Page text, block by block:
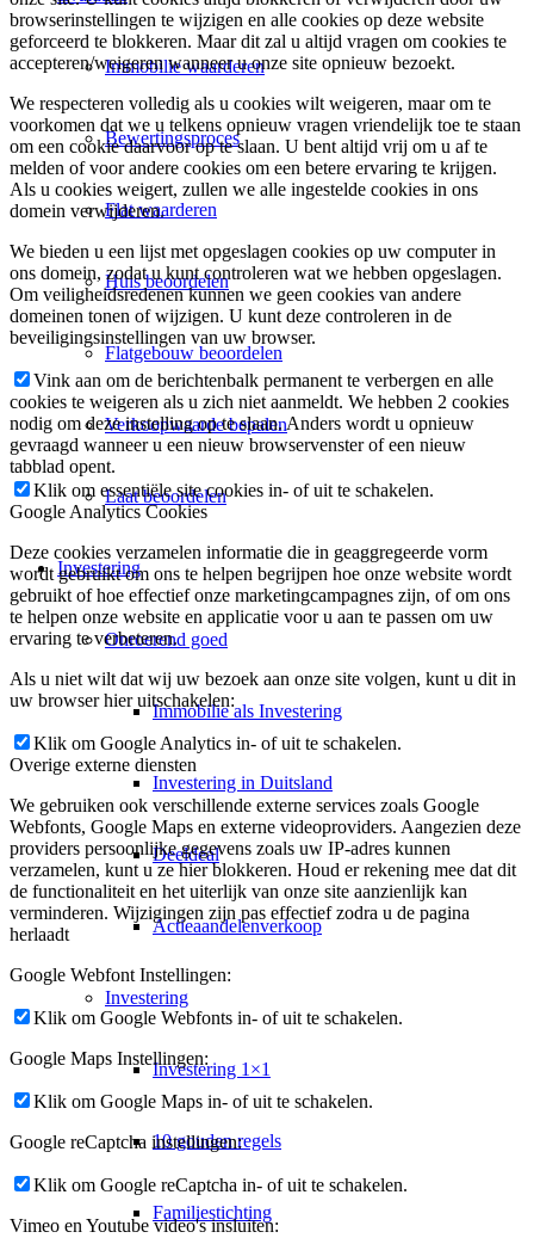
Immobilie waarderen
Bewertingsproces
Flat waarderen
Huis beoordelen
Flatgebouw beoordelen
Verkoopwaarde bepalen
Laat beoordelen
Investering
Onroerend goed
Immobilie als Investering
Investering in Duitsland
Deeldeal
Actieaandelenverkoop
Investering
Investering 1×1
10 gouden regels
Familiestichting
browserinstellingen te wijzigen en alle cookies op deze website
geforceerd te blokkeren. Maar dit zal u altijd vragen om cookies te
accepteren/weigeren wanneer u onze site opnieuw bezoekt.
We respecteren volledig als u cookies wilt weigeren, maar om te
voorkomen dat we u telkens opnieuw vragen vriendelijk toe te staan
om een cookie daarvoor op te slaan. U bent altijd vrij om u af te
melden of voor andere cookies om een betere ervaring te krijgen.
Als u cookies weigert, zullen we alle ingestelde cookies in ons
domein verwijderen.
We bieden u een lijst met opgeslagen cookies op uw computer in
ons domein, zodat u kunt controleren wat we hebben opgeslagen.
Om veiligheidsredenen kunnen we geen cookies van andere
domeinen tonen of wijzigen. U kunt deze controleren in de
beveiligingsinstellingen van uw browser.
Vink aan om de berichtenbalk permanent te verbergen en alle
cookies te weigeren als u zich niet aanmeldt. We hebben 2 cookies
nodig om deze instelling op te slaan. Anders wordt u opnieuw
gevraagd wanneer u een nieuw browservenster of een nieuw
tabblad opent.
Klik om essentiële site cookies in- of uit te schakelen.
Google Analytics Cookies
Deze cookies verzamelen informatie die in geaggregeerde vorm
wordt gebruikt om ons te helpen begrijpen hoe onze website wordt
gebruikt of hoe effectief onze marketingcampagnes zijn, of om ons
te helpen onze website en applicatie voor u aan te passen om uw
ervaring te verbeteren.
Als u niet wilt dat wij uw bezoek aan onze site volgen, kunt u dit in
uw browser hier uitschakelen:
Klik om Google Analytics in- of uit te schakelen.
Overige externe diensten
We gebruiken ook verschillende externe services zoals Google
Webfonts, Google Maps en externe videoproviders. Aangezien deze
providers persoonlijke gegevens zoals uw IP-adres kunnen
verzamelen, kunt u ze hier blokkeren. Houd er rekening mee dat dit
de functionaliteit en het uiterlijk van onze site aanzienlijk kan
verminderen. Wijzigingen zijn pas effectief zodra u de pagina
herlaadt
Google Webfont Instellingen:
Klik om Google Webfonts in- of uit te schakelen.
Google Maps Instellingen:
Klik om Google Maps in- of uit te schakelen.
Google reCaptcha instellingen:
Klik om Google reCaptcha in- of uit te schakelen.
Vimeo en Youtube video's insluiten: